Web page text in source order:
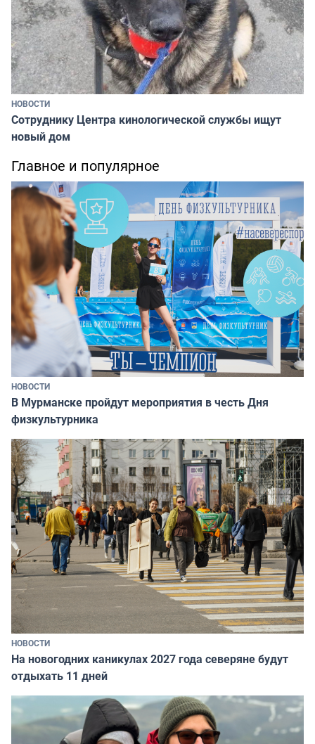
НОВОСТИ
Сотруднику Центра кинологической службы ищут
новый дом
Главное и популярное
НОВОСТИ
В Мурманске пройдут мероприятия в честь Дня
физкультурника
НОВОСТИ
На новогодних каникулах 2027 года северяне будут
отдыхать 11 дней